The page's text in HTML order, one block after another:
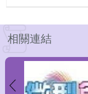
相關連結